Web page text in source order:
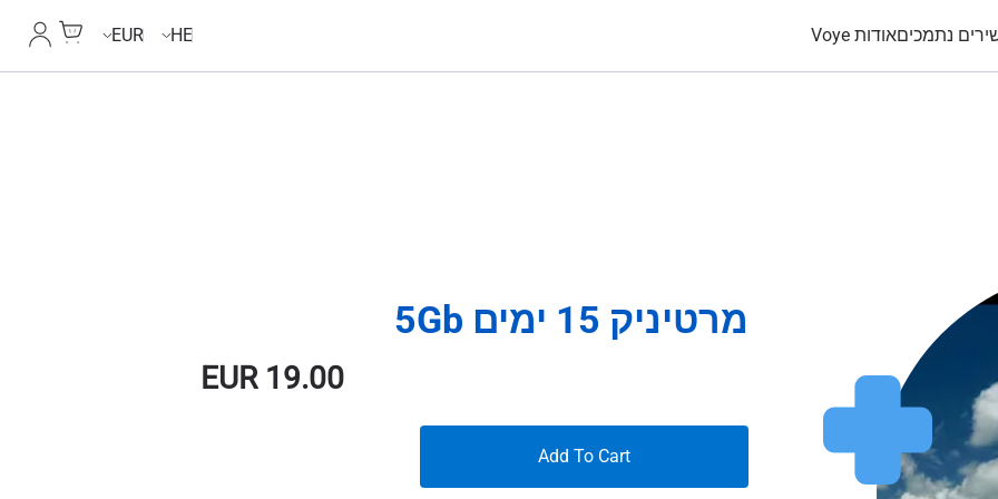
נתמכיםאודות Voye HE
EUR
מרטיניק 15 ימים 5Gb
EUR19.00
Add To Cart